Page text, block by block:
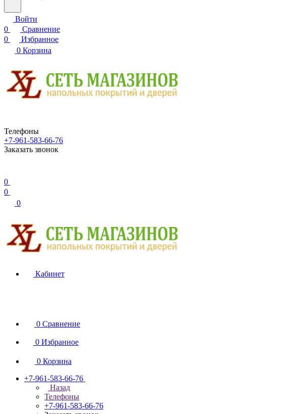
Войти
0
Сравнение
0
Избранное
0 Корзина
Телефоны
+7-961-583-66-76
Заказать звонок
0
0
0
Кабинет
0 Сравнение
0 Избранное
0 Корзина
+7-961-583-66-76
Назад
Телефоны
+7-961-583-66-76